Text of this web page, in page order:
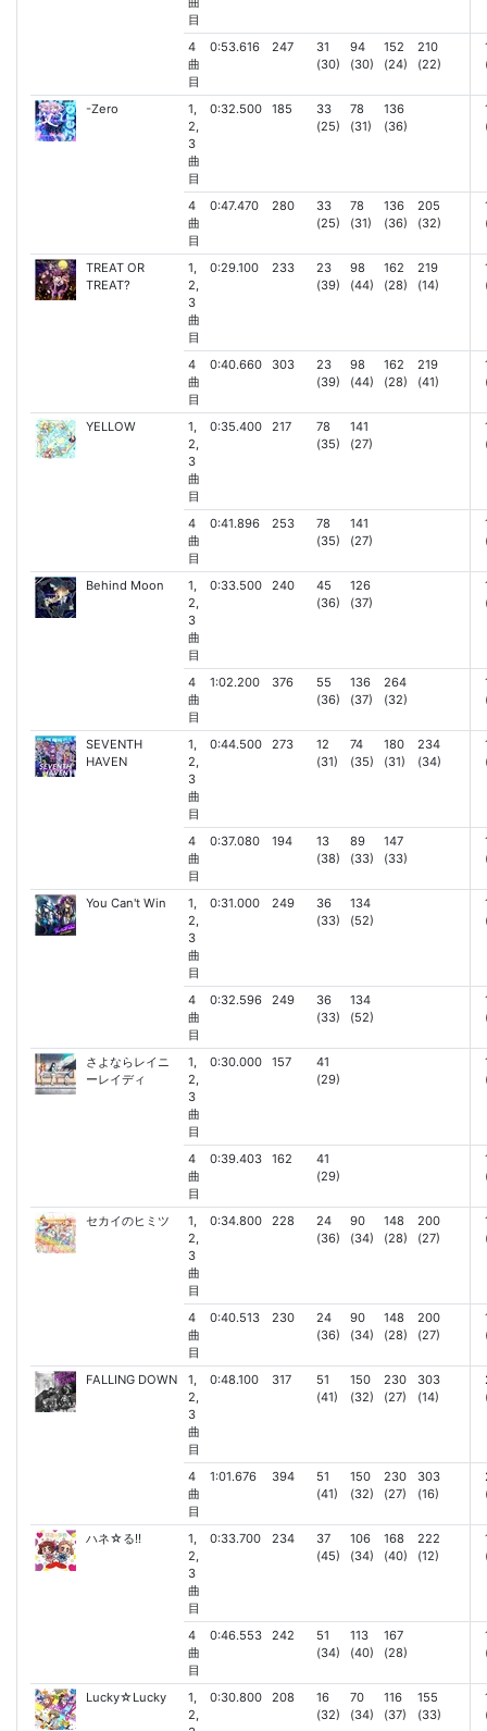
目
4
曲
目
0:53.616 247
31
(30)
94
(30)
152
(24)
210
(22)
-Zero
1,
2,
3
曲
目
0:32.500 185
33
(25)
78
(31)
136
(36)
4
曲
目
0:47.470 280
33
(25)
78
(31)
136
(36)
205
(32)
TREAT OR
TREAT?
1,
2,
3
曲
目
0:29.100 233
23
(39)
98
(44)
162
(28)
219
(14)
4
曲
目
0:40.660 303
23
(39)
98
(44)
162
(28)
219
(41)
YELLOW
1,
2,
3
曲
目
0:35.400 217
78
(35)
141
(27)
4
曲
目
0:41.896 253
78
(35)
141
(27)
Behind Moon
1,
2,
3
曲
目
0:33.500 240
45
(36)
126
(37)
4
曲
目
1:02.200 376
55
(36)
136
(37)
264
(32)
SEVENTH
HAVEN
1,
2,
3
曲
目
0:44.500 273
12
(31)
74
(35)
180
(31)
234
(34)
4
曲
目
0:37.080 194
13
(38)
89
(33)
147
(33)
You Can't Win
1,
2,
3
曲
目
0:31.000 249
36
(33)
134
(52)
4
曲
目
0:32.596 249
36
(33)
134
(52)
さよならレイニ
ーレイディ
1,
2,
3
曲
目
0:30.000 157
41
(29)
4
曲
目
0:39.403 162
41
(29)
セカイのヒミツ
1,
2,
3
曲
目
0:34.800 228
24
(36)
90
(34)
148
(28)
200
(27)
4
曲
目
0:40.513 230
24
(36)
90
(34)
148
(28)
200
(27)
FALLING DOWN
1,
2,
3
曲
目
0:48.100 317
51
(41)
150
(32)
230
(27)
303
(14)
4
曲
目
1:01.676 394
51
(41)
150
(32)
230
(27)
303
(16)
ハネ☆る!!
1,
2,
3
曲
目
0:33.700 234
37
(45)
106
(34)
168
(40)
222
(12)
4
曲
目
0:46.553 242
51
(34)
113
(40)
167
(28)
Lucky☆Lucky
1,
2,
0:30.800 208
16
(32)
70
(34)
116
(37)
155
(33)